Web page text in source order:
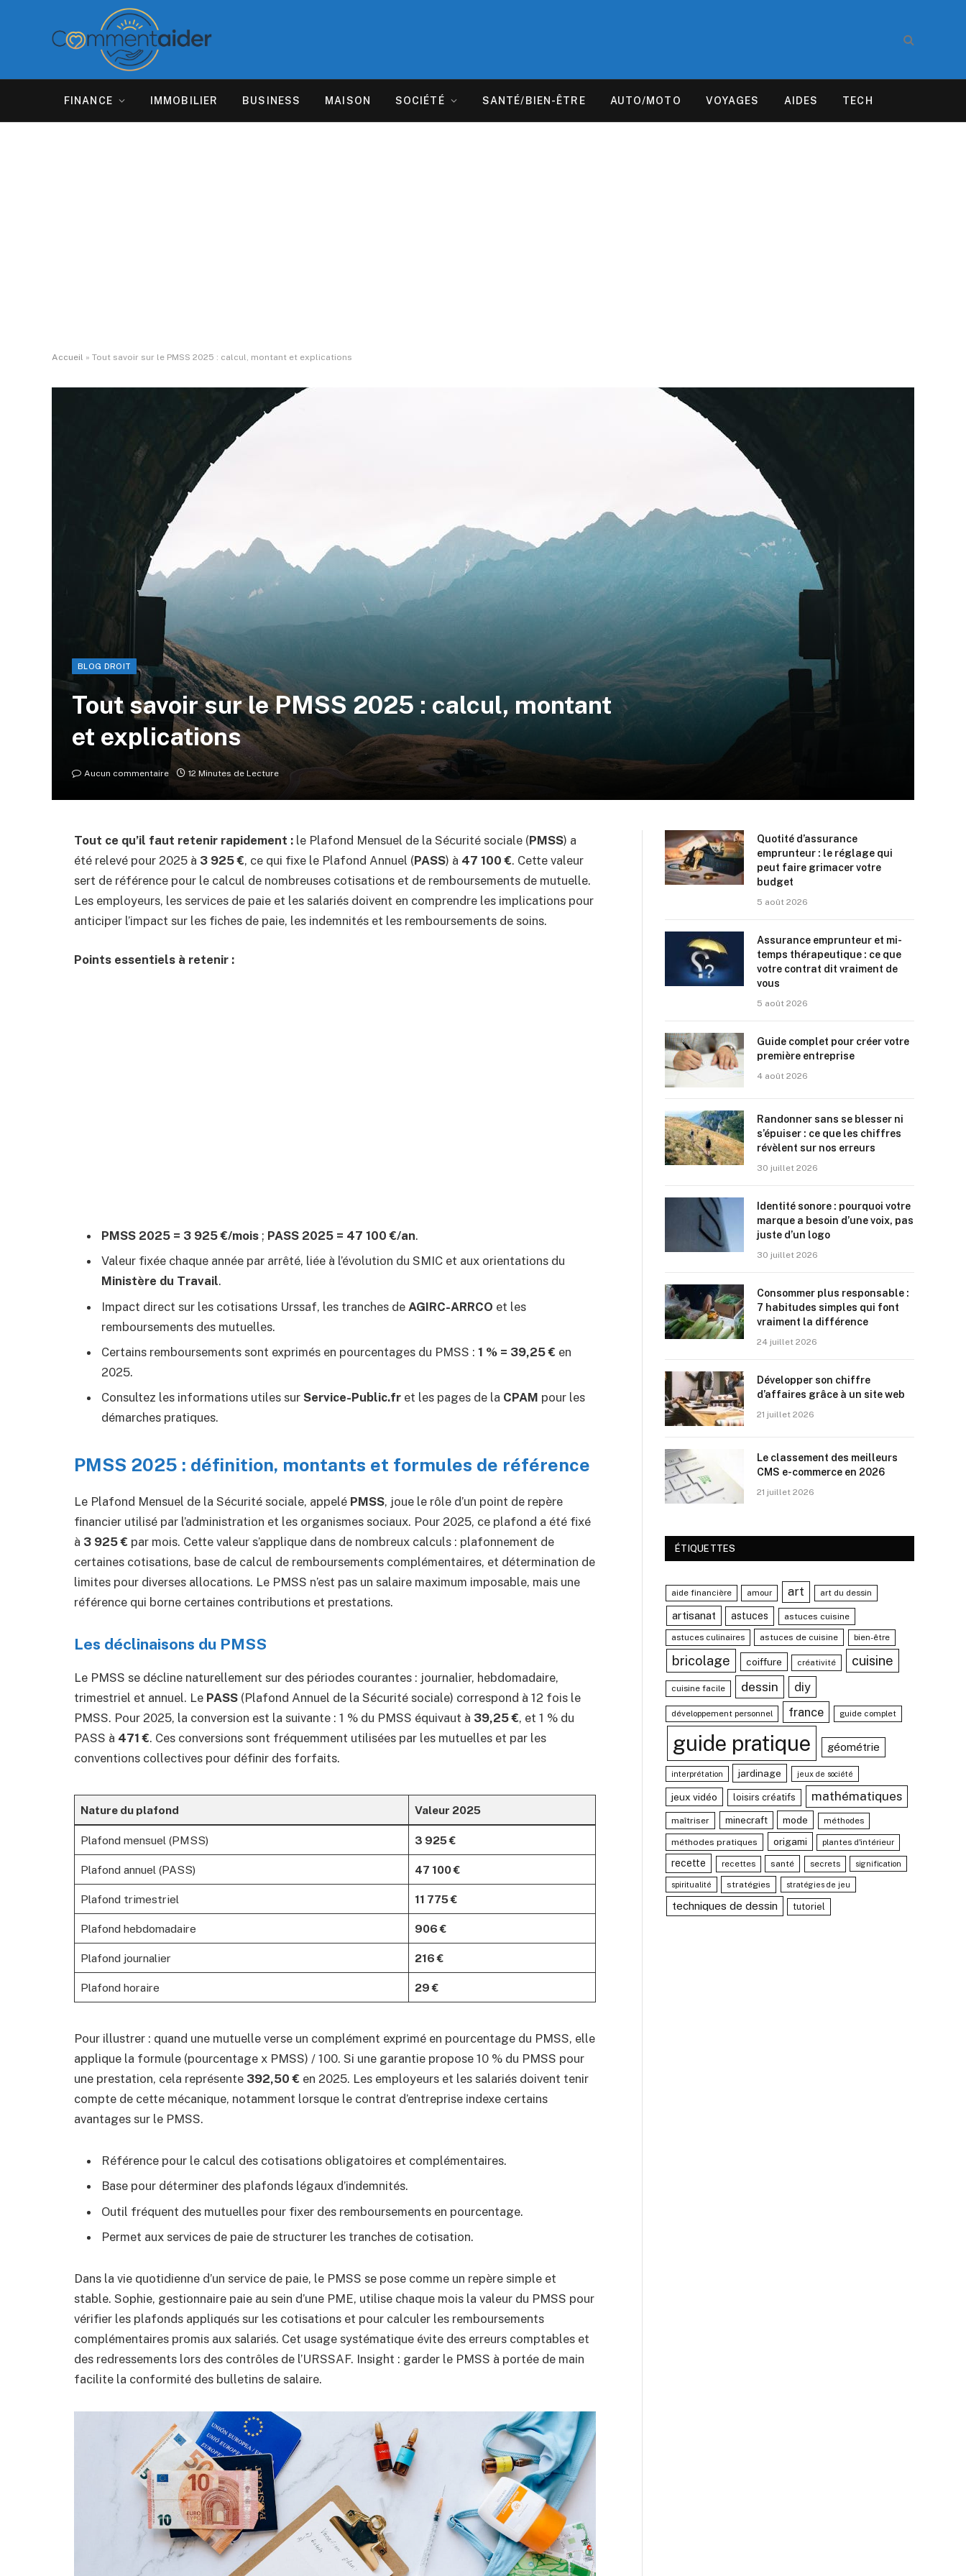
FINANCE IMMOBILIER BUSINESS MAISON SOCIÉTÉ SANTÉ/BIEN-ÊTRE AUTO/MOTO VOYAGES AIDES TECH
Accueil » Tout savoir sur le PMSS 2025 : calcul, montant et explications
BLOG DROIT
Tout savoir sur le PMSS 2025 : calcul, montant
et explications
Aucun commentaire 12 Minutes de Lecture
Tout ce qu’il faut retenir rapidement : le Plafond Mensuel de la Sécurité sociale (PMSS) a
été relevé pour 2025 à 3 925 €, ce qui fixe le Plafond Annuel (PASS) à 47 100 €. Cette valeur
sert de référence pour le calcul de nombreuses cotisations et de remboursements de mutuelle.
Les employeurs, les services de paie et les salariés doivent en comprendre les implications pour
anticiper l’impact sur les fiches de paie, les indemnités et les remboursements de soins.
Points essentiels à retenir :
PMSS 2025 = 3 925 €/mois ; PASS 2025 = 47 100 €/an.
Valeur fixée chaque année par arrêté, liée à l’évolution du SMIC et aux orientations du
Ministère du Travail.
Impact direct sur les cotisations Urssaf, les tranches de AGIRC-ARRCO et les
remboursements des mutuelles.
Certains remboursements sont exprimés en pourcentages du PMSS : 1 % = 39,25 € en
2025.
Consultez les informations utiles sur Service-Public.fr et les pages de la CPAM pour les
démarches pratiques.
PMSS 2025 : définition, montants et formules de référence
Le Plafond Mensuel de la Sécurité sociale, appelé PMSS, joue le rôle d’un point de repère
financier utilisé par l’administration et les organismes sociaux. Pour 2025, ce plafond a été fixé
à 3 925 € par mois. Cette valeur s’applique dans de nombreux calculs : plafonnement de
certaines cotisations, base de calcul de remboursements complémentaires, et détermination de
limites pour diverses allocations. Le PMSS n’est pas un salaire maximum imposable, mais une
référence qui borne certaines contributions et prestations.
Les déclinaisons du PMSS
Le PMSS se décline naturellement sur des périodes courantes : journalier, hebdomadaire,
trimestriel et annuel. Le PASS (Plafond Annuel de la Sécurité sociale) correspond à 12 fois le
PMSS. Pour 2025, la conversion est la suivante : 1 % du PMSS équivaut à 39,25 €, et 1 % du
PASS à 471 €. Ces conversions sont fréquemment utilisées par les mutuelles et par les
conventions collectives pour définir des forfaits.
Nature du plafond Valeur 2025
Plafond mensuel (PMSS) 3 925 €
Plafond annuel (PASS) 47 100 €
Plafond trimestriel 11 775 €
Plafond hebdomadaire 906 €
Plafond journalier 216 €
Plafond horaire 29 €
Pour illustrer : quand une mutuelle verse un complément exprimé en pourcentage du PMSS, elle
applique la formule (pourcentage x PMSS) / 100. Si une garantie propose 10 % du PMSS pour
une prestation, cela représente 392,50 € en 2025. Les employeurs et les salariés doivent tenir
compte de cette mécanique, notamment lorsque le contrat d’entreprise indexe certains
avantages sur le PMSS.
Référence pour le calcul des cotisations obligatoires et complémentaires.
Base pour déterminer des plafonds légaux d’indemnités.
Outil fréquent des mutuelles pour fixer des remboursements en pourcentage.
Permet aux services de paie de structurer les tranches de cotisation.
Dans la vie quotidienne d’un service de paie, le PMSS se pose comme un repère simple et
stable. Sophie, gestionnaire paie au sein d’une PME, utilise chaque mois la valeur du PMSS pour
vérifier les plafonds appliqués sur les cotisations et pour calculer les remboursements
complémentaires promis aux salariés. Cet usage systématique évite des erreurs comptables et
des redressements lors des contrôles de l’URSSAF. Insight : garder le PMSS à portée de main
facilite la conformité des bulletins de salaire.
Quotité d’assurance
emprunteur : le réglage qui
peut faire grimacer votre
budget
5 août 2026
Assurance emprunteur et mi-
temps thérapeutique : ce que
votre contrat dit vraiment de
vous
5 août 2026
Guide complet pour créer votre
première entreprise
4 août 2026
Randonner sans se blesser ni
s’épuiser : ce que les chiffres
révèlent sur nos erreurs
30 juillet 2026
Identité sonore : pourquoi votre
marque a besoin d’une voix, pas
juste d’un logo
30 juillet 2026
Consommer plus responsable :
7 habitudes simples qui font
vraiment la différence
24 juillet 2026
Développer son chiffre
d’affaires grâce à un site web
21 juillet 2026
Le classement des meilleurs
CMS e-commerce en 2026
21 juillet 2026
ÉTIQUETTES
aide financière amour art art du dessin
artisanat astuces astuces cuisine
astuces culinaires astuces de cuisine bien-être
bricolage coiffure créativité cuisine
cuisine facile dessin diy
développement personnel france guide complet
guide pratique géométrie
interprétation jardinage jeux de société
jeux vidéo loisirs créatifs mathématiques
maîtriser minecraft mode méthodes
méthodes pratiques origami plantes d'intérieur
recette recettes santé secrets signification
spiritualité stratégies stratégies de jeu
techniques de dessin tutoriel